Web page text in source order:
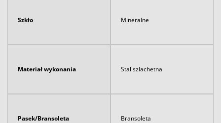
Szkło Mineralne
Materiał wykonania Stal szlachetna
Pasek/Bransoleta Bransoleta